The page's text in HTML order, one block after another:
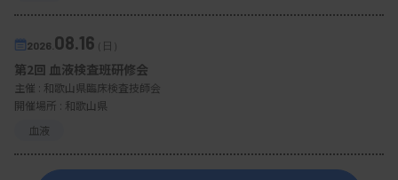
2026. 08.16（日）
第2回 血液検査班研修会
主催 : 和歌山県臨床検査技師会
開催場所 : 和歌山県
血液